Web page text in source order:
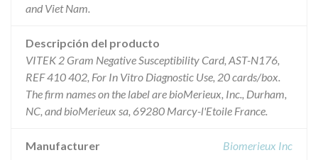
and Viet Nam.
Descripción del producto
VITEK 2 Gram Negative Susceptibility Card, AST-N176,
REF 410 402, For In Vitro Diagnostic Use, 20 cards/box.
The firm names on the label are bioMerieux, Inc., Durham,
NC, and bioMerieux sa, 69280 Marcy-l'Etoile France.
Manufacturer Biomerieux Inc